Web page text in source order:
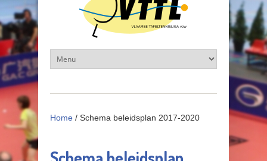
Home / Schema beleidsplan 2017-2020